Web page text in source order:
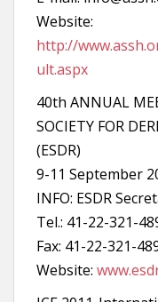
Website:
http://
ult.aspx
40th ANNUAL
SOCIETY FOR
(ESDR)
9-11 September
INFO: ESDR
Tel.: 41-22-321-
Fax: 41-22-321-
Website: